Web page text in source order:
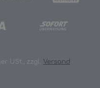
USt., zzgl. Versand